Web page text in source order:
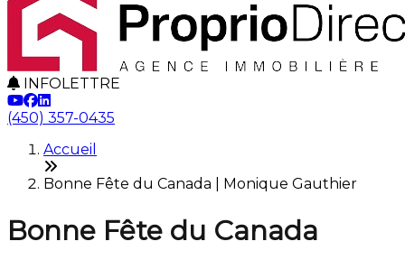
INFOLETTRE
(450) 357-0435
Accueil
Bonne Fête du Canada | Monique Gauthier
Bonne Fête du Canada